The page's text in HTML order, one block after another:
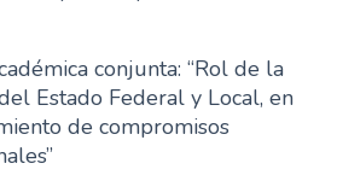
conjunta: “Rol de la
Estado Federal y Local, en
de compromisos